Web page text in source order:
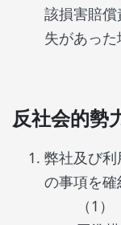
該損害賠
失があった
反社会的勢
弊社及び
の事項を確